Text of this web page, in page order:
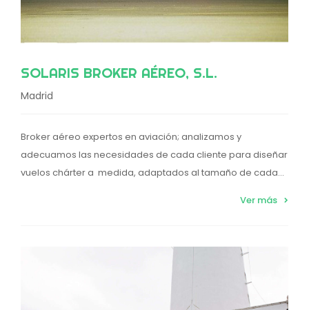
SOLARIS BROKER AÉREO, S.L.
Madrid
Broker aéreo expertos en aviación; analizamos y
adecuamos las necesidades de cada cliente para diseñar
vuelos chárter a medida, adaptados al tamaño de cada...
Ver más